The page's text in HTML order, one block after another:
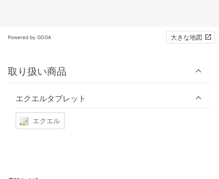
Powered by GOGA 大きな地図
取り扱い商品
エクエルタブレット
エクエル